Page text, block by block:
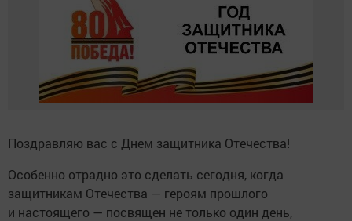
Поздравляю вас с Днем защитника Отечества!
Особенно отрадно это сделать сегодня, когда
защитникам Отечества — героям прошлого
и настоящего — посвящен не только один день,